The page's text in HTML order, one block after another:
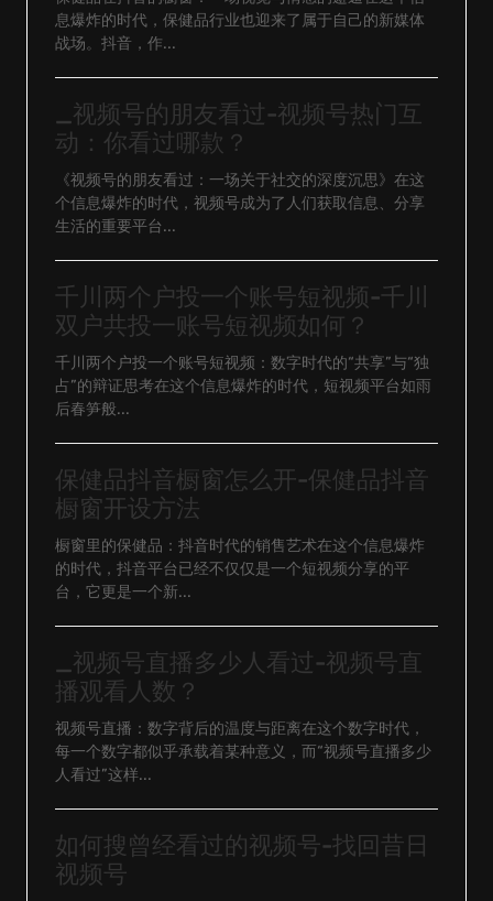
息爆炸的时代，保健品行业也迎来了属于自己的新媒体
战场。抖音，作...
_视频号的朋友看过-视频号热门互
动：你看过哪款？
《视频号的朋友看过：一场关于社交的深度沉思》在这
个信息爆炸的时代，视频号成为了人们获取信息、分享
生活的重要平台...
千川两个户投一个账号短视频-千川
双户共投一账号短视频如何？
千川两个户投一个账号短视频：数字时代的“共享”与“独
占”的辩证思考在这个信息爆炸的时代，短视频平台如雨
后春笋般...
保健品抖音橱窗怎么开-保健品抖音
橱窗开设方法
橱窗里的保健品：抖音时代的销售艺术在这个信息爆炸
的时代，抖音平台已经不仅仅是一个短视频分享的平
台，它更是一个新...
_视频号直播多少人看过-视频号直
播观看人数？
视频号直播：数字背后的温度与距离在这个数字时代，
每一个数字都似乎承载着某种意义，而“视频号直播多少
人看过”这样...
如何搜曾经看过的视频号-找回昔日
视频号